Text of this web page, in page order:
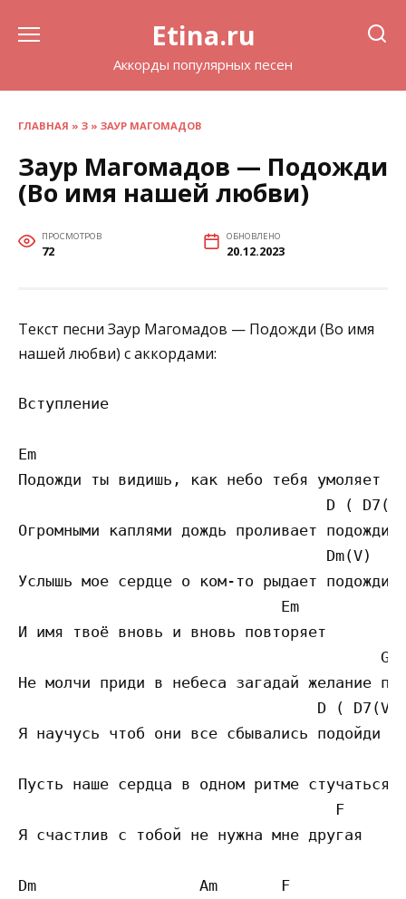
Etina.ru
Аккорды популярных песен
ГЛАВНАЯ » З » ЗАУР МАГОМАДОВ
Заур Магомадов — Подожди
(Во имя нашей любви)
ПРОСМОТРОВ
72
ОБНОВЛЕНО
20.12.2023
Текст песни Заур Магомадов — Подожди (Во имя
нашей любви) с аккордами:
Вступление
Em
Подожди ты видишь, как небо тебя умоляет
D (
Огромными каплями дождь проливает подожди
                                  Dm(V)
Услышь мое сердце о ком-то рыдает подожди
                             Em
И имя твоё вновь и вновь повторяет
Не молчи приди в небеса загадай желание
D ( D7(V)
Я научусь чтоб они все сбывались подойди
Пусть наше сердца в одном ритме стучаться
                                   F
Я счастлив с тобой не нужна мне другая
Dm                  Am       F